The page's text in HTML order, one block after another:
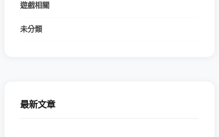
遊戲相關
未分類
最新文章